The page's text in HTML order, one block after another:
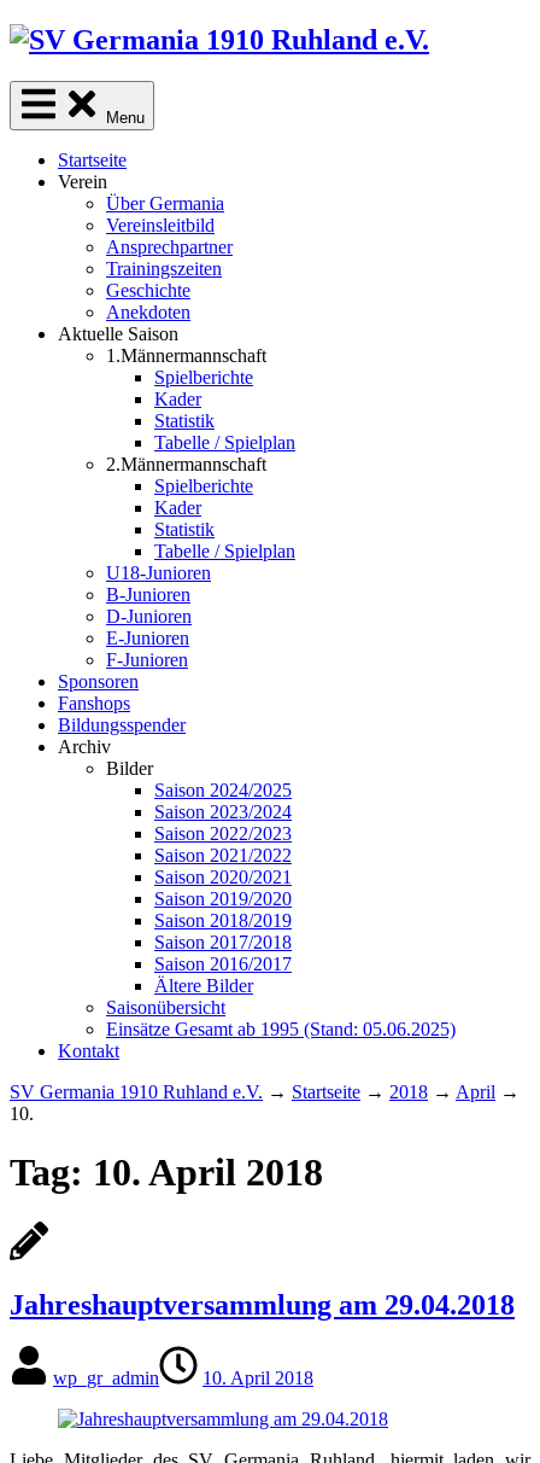
Skip
content
Menu
Startseite
Verein
Über Germania
Vereinsleitbild
Ansprechpartner
Trainingszeiten
Geschichte
Anekdoten
Aktuelle Saison
1.Männermannschaft
Spielberichte
Kader
Statistik
Tabelle / Spielplan
2.Männermannschaft
Spielberichte
Kader
Statistik
Tabelle / Spielplan
U18-Junioren
B-Junioren
D-Junioren
E-Junioren
F-Junioren
Sponsoren
Fanshops
Bildungsspender
Archiv
Bilder
Saison 2024/2025
Saison 2023/2024
Saison 2022/2023
Saison 2021/2022
Saison 2020/2021
Saison 2019/2020
Saison 2018/2019
Saison 2017/2018
Saison 2016/2017
Ältere Bilder
Saisonübersicht
Einsätze Gesamt ab 1995 (Stand: 05.06.2025)
Kontakt
SV Germania 1910 Ruhland e.V. → Startseite → 2018 → April →
10.
Tag: 10. April 2018
Jahreshauptversammlung am 29.04.2018
wp_gr_admin 10. April 2018